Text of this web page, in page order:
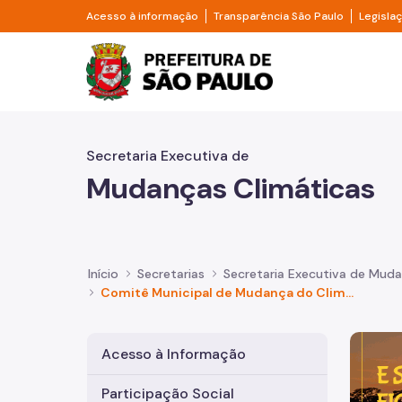
Pular para o Conteúdo principal
Acesso à informação Divisor de acesso à informação
Transparência São Paulo Divisor
Prefeitura de São
Secretaria Executiva de
Mudanças Climáticas
Início Secretarias Secretaria Executiva de
Comitê Municipal de Mudança do Clima e Ecoeconomia
Acesso à Informação
Participação Social